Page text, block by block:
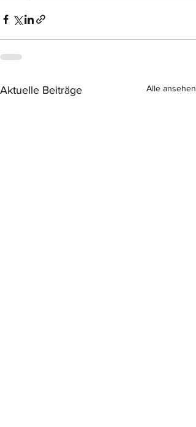
Aktuelle Beiträge Alle ansehen